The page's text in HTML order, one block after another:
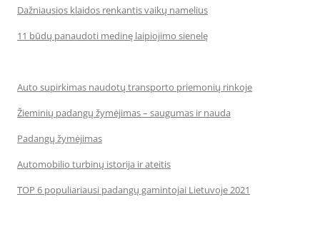
Dažniausios klaidos renkantis vaikų namelius
11 būdų panaudoti medinę laipiojimo sienelę
Auto supirkimas naudotų transporto priemonių rinkoje
Žieminių padangų žymėjimas – saugumas ir nauda
Padangų žymėjimas
Automobilio turbinų istorija ir ateitis
TOP 6 populiariausi padangų gamintojai Lietuvoje 2021